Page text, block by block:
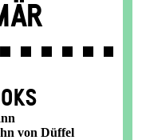
von Düffel